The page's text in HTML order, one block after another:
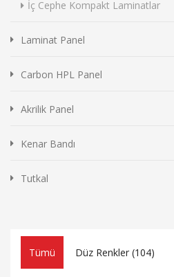
İç Cephe Kompakt Laminatlar
Laminat Panel
Carbon HPL Panel
Akrilik Panel
Kenar Bandı
Tutkal
Tümü Düz Renkler (104)